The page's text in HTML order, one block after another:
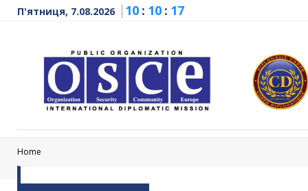
П'ятниця, 7.08.2026 10 : 10 : 18
Home